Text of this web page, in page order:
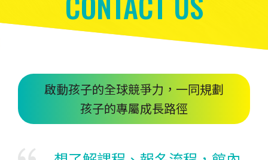
啟動孩子的全球競爭力，一同規劃
孩子的專屬成長路徑